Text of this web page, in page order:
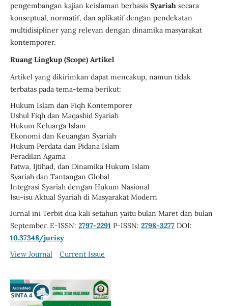
pengembangan kajian keislaman berbasis Syariahsecara
konseptual, normatif, dan aplikatif dengan pendekatan
multidisipliner yang relevan dengan dinamika masyarakat
kontemporer.
Ruang Lingkup (Scope) Artikel
Artikel yang dikirimkan dapat mencakup, namun tidak
terbatas pada tema-tema berikut:
Hukum Islam dan Fiqh Kontemporer
Ushul Fiqh dan Maqashid Syariah
Hukum Keluarga Islam
Ekonomi dan Keuangan Syariah
Hukum Perdata dan Pidana Islam
Peradilan Agama
Fatwa, Ijtihad, dan Dinamika Hukum Islam
Syariah dan Tantangan Global
Integrasi Syariah dengan Hukum Nasional
Isu-isu Aktual Syariah di Masyarakat Modern
Jurnal ini Terbit dua kali setahun yaitu bulan Maret dan bulan
September. E-ISSN: 2797-2291P-ISSN: 2798-3277DOI:
10.37348/jurisy
View Journal
Current Issue